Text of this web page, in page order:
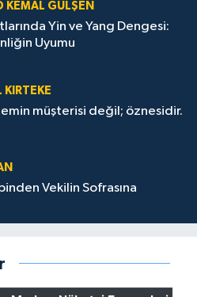
KEMAL GÜLŞEN
Yin ve Yang Dengesi:
Uyumu
KIRTEKE
müşterisi değil; öznesidir.
Vekilin Sofrasına